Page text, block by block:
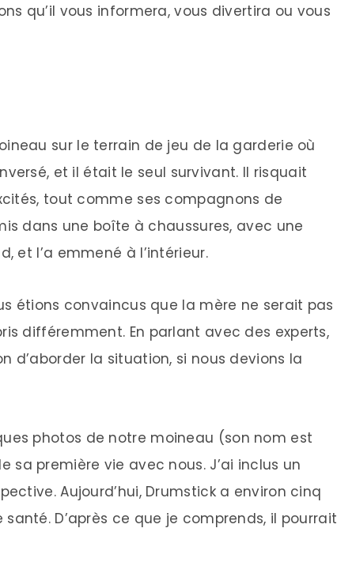
qu’il vous informera, vous divertira ou vous
sur le terrain de jeu de la garderie où
et il était le seul survivant. Il risquait
tout comme ses compagnons de
dans une boîte à chaussures, avec une
et l’a emmené à l’intérieur.
étions convaincus que la mère ne serait pas
différemment. En parlant avec des experts,
d’aborder la situation, si nous devions la
photos de notre moineau (son nom est
première vie avec nous. J’ai inclus un
Aujourd’hui, Drumstick a environ cinq
D’après ce que je comprends, il pourrait